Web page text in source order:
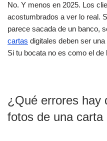
No. Y menos en 2025. Los
acostumbrados a ver lo real.
parece sacada de un banco,
cartas digitales deben ser
Si tu bocata no es como el de
¿Qué errores hay
fotos de una carta